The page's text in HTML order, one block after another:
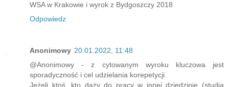
WSA w Krakowie i wyrok z Bydgoszczy 2018
Odpowiedz
Anonimowy 20.01.2022, 11:48
@Anonimowy - z cytowanym wyroku kluczowa jest
sporadyczność i cel udzielania korepetycji.
Jeżeli ktoś, kto dąży do pracy w innej dziedzinie (studia